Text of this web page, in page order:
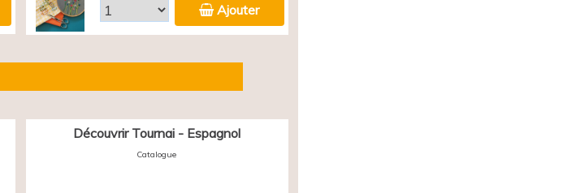
Ajouter
Découvrir Tournai - Espagnol
Catalogue